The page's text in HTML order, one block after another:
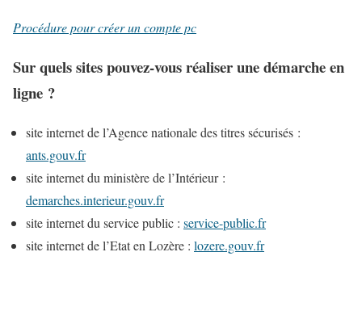
Procédure pour créer un compte pc
Sur quels sites pouvez-vous réaliser une démarche en
ligne ?
site internet de l’Agence nationale des titres sécurisés :
ants.gouv.fr
site internet du ministère de l’Intérieur :
demarches.interieur.gouv.fr
site internet du service public : service-public.fr
site internet de l’Etat en Lozère : lozere.gouv.fr